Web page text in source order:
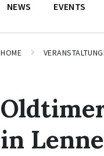
NEWS EVENTS
HOME
in Lenne